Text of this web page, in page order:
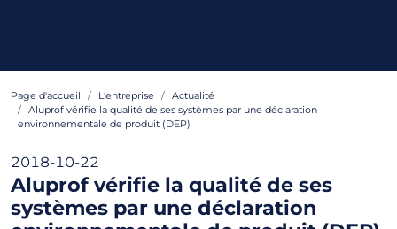
Page d'accueil L'entreprise
Actualité
Aluprof vérifie la qualité de ses systèmes par une déclaration
environnementale de produit (DEP)
2018-10-22
Aluprof vérifie la qualité de ses
systèmes par une déclaration